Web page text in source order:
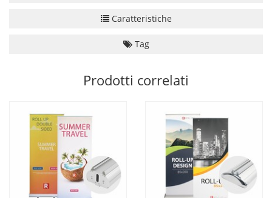
Caratteristiche
Tag
Prodotti correlati